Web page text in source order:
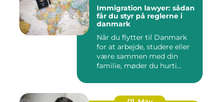
Immigration lawyer: sådan
får du styr på reglerne i
danmark
Når du flytter til Danmark
for at arbejde, studere eller
være sammen med din
familie, møder du hurti...